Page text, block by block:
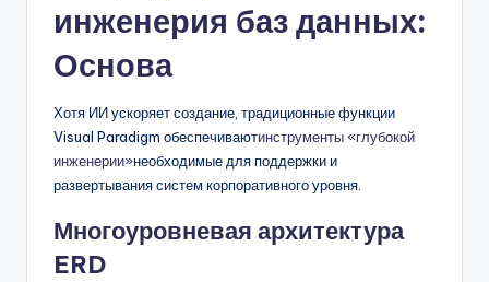
инженерия баз данных:
Основа
Хотя ИИ ускоряет создание, традиционные функции
Visual Paradigm обеспечиваютинструменты «глубокой
инженерии»необходимые для поддержки и
развертывания систем корпоративного уровня.
Многоуровневая архитектура
ERD